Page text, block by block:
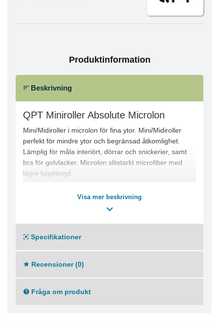
Produktinformation
Beskrivning
QPT Miniroller Absolute Microlon
Mini/Midiroller i microlon för fina ytor. Mini/Midiroller
perfekt för mindre ytor och begränsad åtkomlighet.
Lämplig för måla interiört, dörrar och snickerier, samt
bra för golvlacker. Microlon slitstarkt microfiber med
lägre lugglängd.
Visa mer beskrivning
Specifikationer
Recensioner (0)
Fråga om produkt